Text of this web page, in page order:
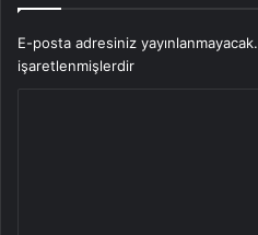
E-posta adresiniz yayınlanmayacak.
işaretlenmişlerdir